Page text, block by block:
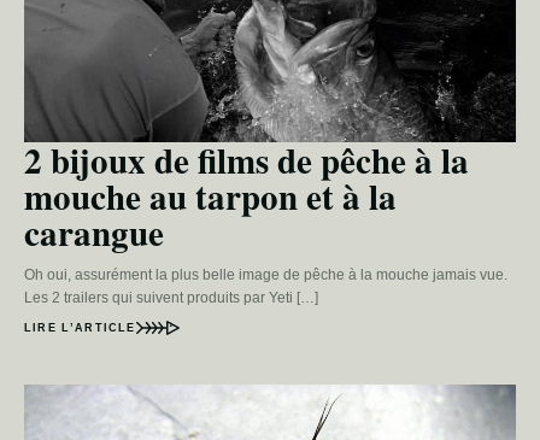
2 bijoux de films de pêche à la
mouche au tarpon et à la
carangue
Oh oui, assurément la plus belle image de pêche à la mouche jamais vue.
Les 2 trailers qui suivent produits par Yeti […]
LIRE L’ARTICLE